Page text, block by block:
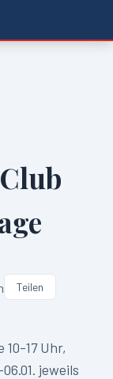
Teilen
10-17 Uhr,
jeweils